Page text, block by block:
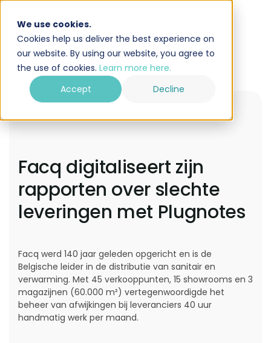
We use cookies.
Cookies help us deliver the best experience on
our website. By using our website, you agree to
the use of cookies. Learn more here.
Accept
Decline
Facq digitaliseert zijn
rapporten over slechte
leveringen met Plugnotes
Facq werd 140 jaar geleden opgericht en is de
Belgische leider in de distributie van sanitair en
verwarming. Met 45 verkooppunten, 15 showrooms en 3
magazijnen (60.000 m²) vertegenwoordigde het
beheer van afwijkingen bij leveranciers 40 uur
handmatig werk per maand.